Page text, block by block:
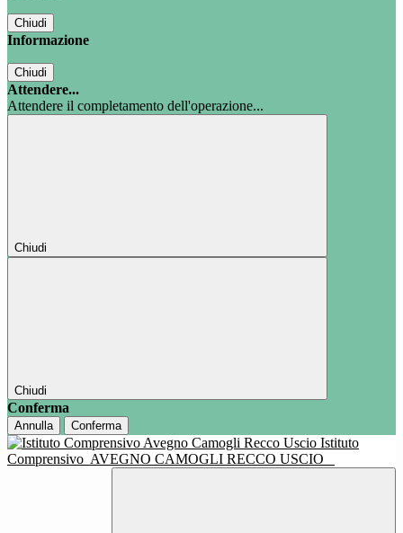
Chiudi
Informazione
Chiudi
Attendere...
Attendere il completamento dell'operazione...
Chiudi
Chiudi
Conferma
Annulla Conferma
Istituto
Comprensivo AVEGNO CAMOGLI RECCO USCIO